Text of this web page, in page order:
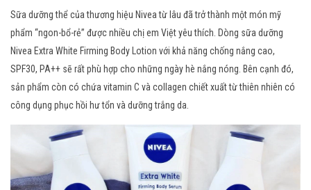
Sữa dưỡng thể của thương hiệu Nivea từ lâu đã trở thành một món mỹ
phẩm “ngon-bổ-rẻ” được nhiều chị em Việt yêu thích. Dòng sữa dưỡng
Nivea Extra White Firming Body Lotion với khả năng chống nắng cao,
SPF30, PA++ sẽ rất phù hợp cho những ngày hè nắng nóng. Bên cạnh đó,
sản phẩm còn có chứa vitamin C và collagen chiết xuất từ thiên nhiên có
công dụng phục hồi hư tổn và dưỡng trắng da.